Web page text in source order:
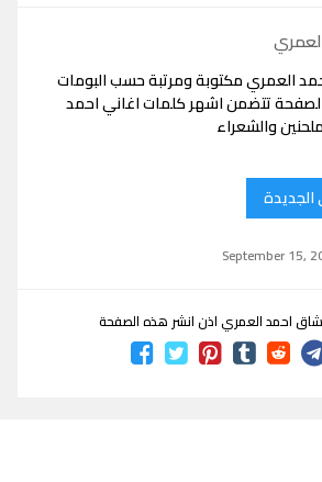
العمري مكتوبة ومرتبة حسب البومات
تتضمن اشهر كلمات اغاني احمد
والشعراء
الجديدة
احمد العمري اذن انشر هذه الصفحة